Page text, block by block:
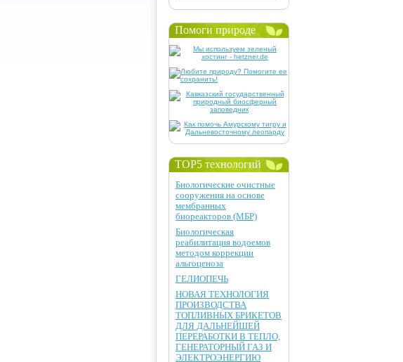
Помоги природе
TOP5 технологий
Биологические очистные
сооружения на основе
мембранных
биореакторов (МБР)
Биологическая
реабилитация водоемов
методом коррекции
альгоценоза
ГЕЛИОПЕЧЬ
НОВАЯ ТЕХНОЛОГИЯ
ПРОИЗВОДСТВА
ТОПЛИВНЫХ БРИКЕТОВ
ДЛЯ ДАЛЬНЕЙШЕЙ
ПЕРЕРАБОТКИ В ТЕПЛО,
ГЕНЕРАТОРНЫЙ ГАЗ И
ЭЛЕКТРОЭНЕРГИЮ